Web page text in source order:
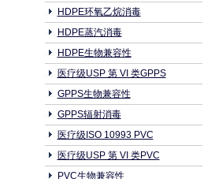
HDPE环氧乙烷消毒
HDPE蒸汽消毒
HDPE生物兼容性
医疗级USP 第 VI 类GPPS
GPPS生物兼容性
GPPS辐射消毒
医疗级ISO 10993 PVC
医疗级USP 第 VI 类PVC
PVC生物兼容性